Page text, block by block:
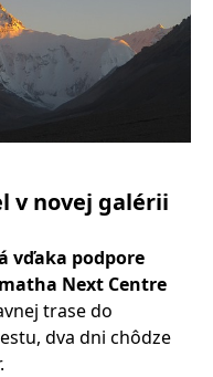
v novej galérii
vďaka podpore
Next Centre
trase do
dva dni chôdze